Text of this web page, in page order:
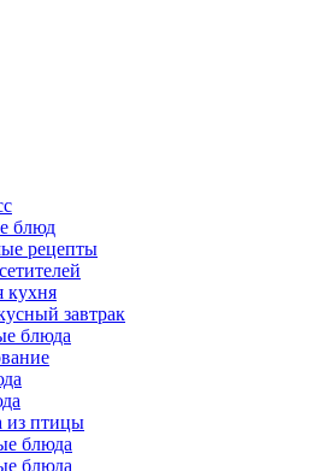
блюд
рецепты
кухня
завтрак
блюда
из птицы
блюда
блюда